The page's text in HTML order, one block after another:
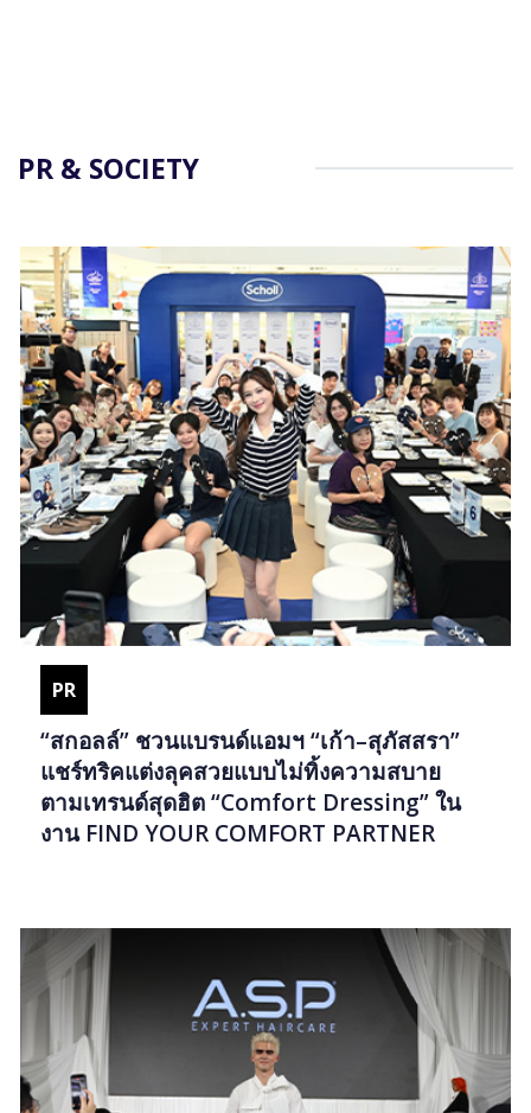
PR & SOCIETY
PR
“สกอลล์” ชวนแบรนด์แอมฯ “เก้า–สุภัสสรา”
แชร์ทริคแต่งลุคสวยแบบไม่ทิ้งความสบาย
ตามเทรนด์สุดฮิต “Comfort Dressing” ใน
งาน FIND YOUR COMFORT PARTNER